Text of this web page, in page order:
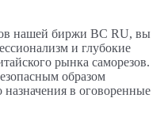
нашей биржи BC RU, вы
и глубокие
рынка саморезов.
образом
в оговоренные